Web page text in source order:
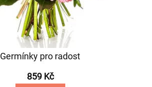
Germínky pro radost
859 Kč